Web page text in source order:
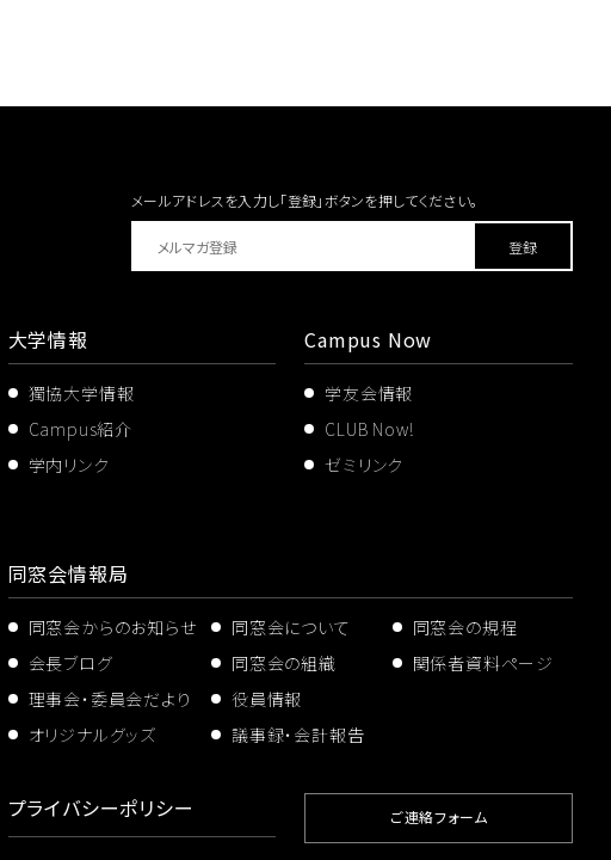
メールアドレスを入力し「登録」ボタンを押してください。
大学情報
獨協大学情報
Campus紹介
学内リンク
Campus Now
学友会情報
CLUB Now!
ゼミリンク
同窓会情報局
同窓会からのお知らせ
会長ブログ
理事会・委員会だより
オリジナルグッズ
同窓会について
同窓会の組織
役員情報
議事録・会計報告
同窓会の規程
関係者資料ページ
プライバシーポリシー ご連絡フォーム